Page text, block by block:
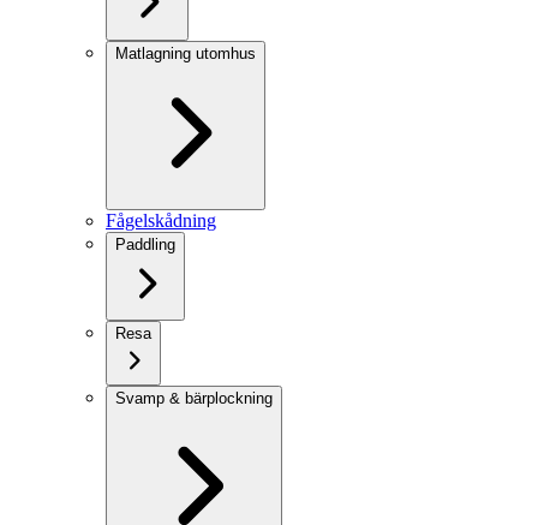
Matlagning utomhus
Fågelskådning
Paddling
Resa
Svamp & bärplockning